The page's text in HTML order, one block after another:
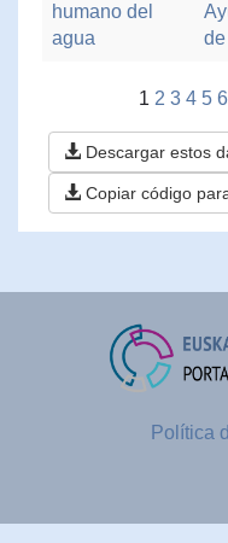
humano del
agua
1 2 3 4 5 6
Descargar estos
Copiar código
Política